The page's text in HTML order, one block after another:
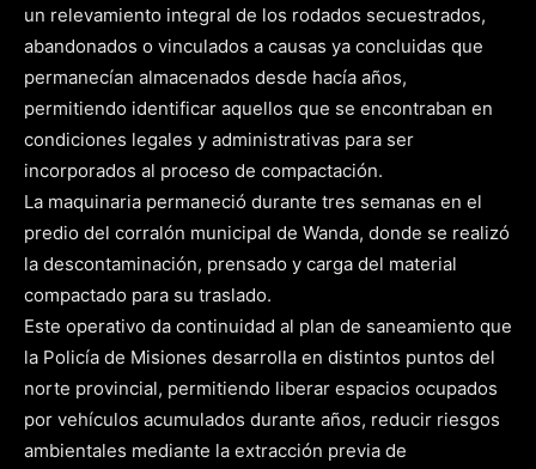
un relevamiento integral de los rodados secuestrados,
abandonados o vinculados a causas ya concluidas que
permanecían almacenados desde hacía años,
permitiendo identificar aquellos que se encontraban en
condiciones legales y administrativas para ser
incorporados al proceso de compactación.
La maquinaria permaneció durante tres semanas en el
predio del corralón municipal de Wanda, donde se realizó
la descontaminación, prensado y carga del material
compactado para su traslado.
Este operativo da continuidad al plan de saneamiento que
la Policía de Misiones desarrolla en distintos puntos del
norte provincial, permitiendo liberar espacios ocupados
por vehículos acumulados durante años, reducir riesgos
ambientales mediante la extracción previa de